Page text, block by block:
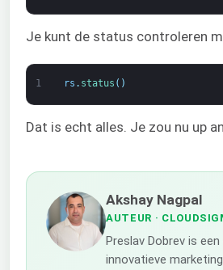
Je kunt de status controleren
1 rs . status ( )
Dat is echt alles. Je zou nu up
Akshay Nagpal
AUTEUR ·
Preslav Dobrev is
innovatieve